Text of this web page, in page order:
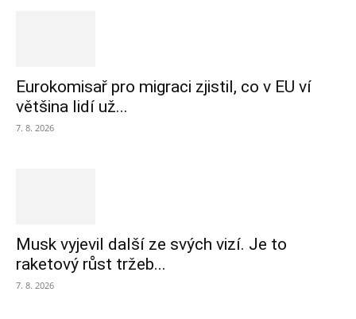
Eurokomisař pro migraci zjistil, co v EU ví
většina lidí už...
7. 8. 2026
Musk vyjevil další ze svých vizí. Je to
raketový růst tržeb...
7. 8. 2026